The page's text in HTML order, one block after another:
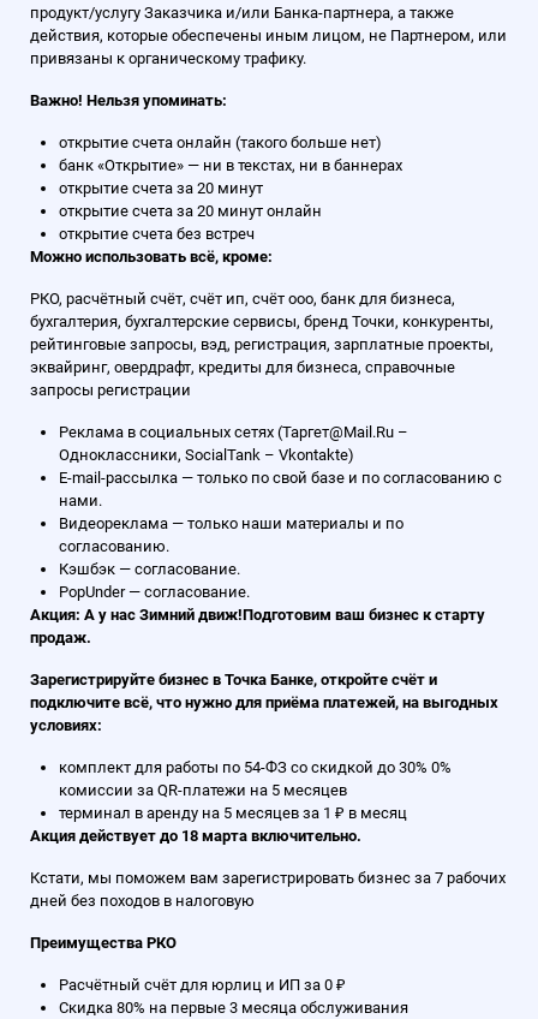
продукт/услугу Заказчика и/или Банка-партнера, а также
действия, которые обеспечены иным лицом, не Партнером, или
привязаны к органическому трафику.
Важно! Нельзя упоминать:
открытие счета онлайн (такого больше нет)
банк «Открытие» — ни в текстах, ни в баннерах
открытие счета за 20 минут
открытие счета за 20 минут онлайн
открытие счета без встреч
Можно использовать всё, кроме:
РКО, расчётный счёт, счёт ип, счёт ооо, банк для бизнеса,
бухгалтерия, бухгалтерские сервисы, бренд Точки, конкуренты,
рейтинговые запросы, вэд, регистрация, зарплатные проекты,
эквайринг, овердрафт, кредиты для бизнеса, справочные
запросы регистрации
Реклама в социальных сетях (Таргет@Mail.Ru –
Oдноклассники, SocialTank – Vkontakte)
E-mail-рассылка — только по свой базе и по согласованию с
нами.
Видеореклама — только наши материалы и по
согласованию.
Кэшбэк — согласование.
PopUnder — согласование.
Акция: А у нас Зимний движ!Подготовим ваш бизнес к старту
продаж.
Зарегистрируйте бизнес в Точка Банке, откройте счёт и
подключите всё, что нужно для приёма платежей, на выгодных
условиях:
комплект для работы по 54-ФЗ со скидкой до 30% 0%
комиссии за QR-платежи на 5 месяцев
терминал в аренду на 5 месяцев за 1 ₽ в месяц
Акция действует до 18 марта включительно.
Кстати, мы поможем вам зарегистрировать бизнес за 7 рабочих
дней без походов в налоговую
Преимущества РКО
Расчётный счёт для юрлиц и ИП за 0 ₽
Скидка 80% на первые 3 месяца обслуживания